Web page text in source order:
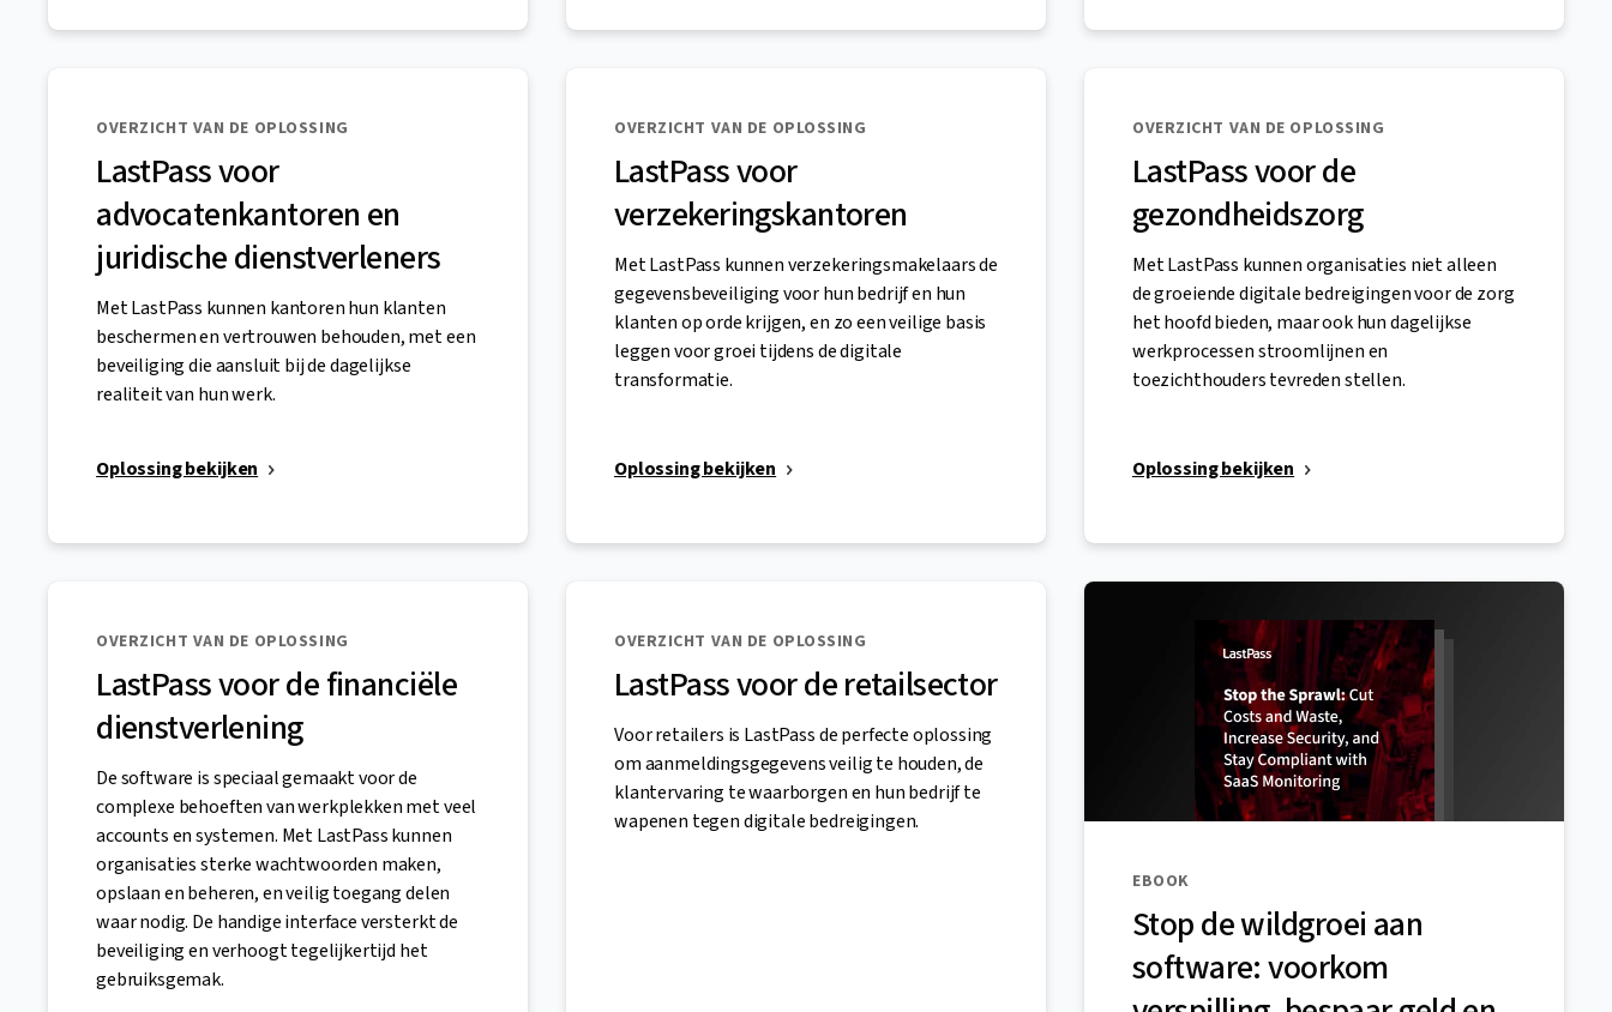
OVERZICHT VAN DE OPLOSSING
LastPass voor
advocatenkantoren en
juridische dienstverleners
Met LastPass kunnen kantoren hun klanten
beschermen en vertrouwen behouden, met een
beveiliging die aansluit bij de dagelijkse
realiteit van hun werk.
Oplossing bekijken
OVERZICHT VAN DE OPLOSSING
LastPass voor
verzekeringskantoren
Met LastPass kunnen verzekeringsmakelaars de
gegevensbeveiliging voor hun bedrijf en hun
klanten op orde krijgen, en zo een veilige basis
leggen voor groei tijdens de digitale
transformatie.
Oplossing bekijken
OVERZICHT VAN DE OPLOSSING
LastPass voor de
gezondheidszorg
Met LastPass kunnen organisaties niet alleen
de groeiende digitale bedreigingen voor de zorg
het hoofd bieden, maar ook hun dagelijkse
werkprocessen stroomlijnen en
toezichthouders tevreden stellen.
Oplossing bekijken
OVERZICHT VAN DE OPLOSSING
LastPass voor de financiële
dienstverlening
De software is speciaal gemaakt voor de
complexe behoeften van werkplekken met veel
accounts en systemen. Met LastPass kunnen
organisaties sterke wachtwoorden maken,
opslaan en beheren, en veilig toegang delen
waar nodig. De handige interface versterkt de
beveiliging en verhoogt tegelijkertijd het
gebruiksgemak.
OVERZICHT VAN DE OPLOSSING
LastPass voor de retailsector
Voor retailers is LastPass de perfecte oplossing
om aanmeldingsgegevens veilig te houden, de
klantervaring te waarborgen en hun bedrijf te
wapenen tegen digitale bedreigingen.
EBOOK
Stop de wildgroei aan
software: voorkom